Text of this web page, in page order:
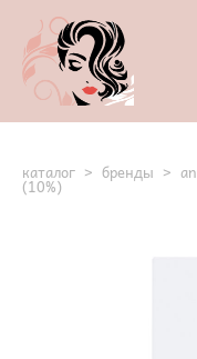
каталог > бренды >
(10%)